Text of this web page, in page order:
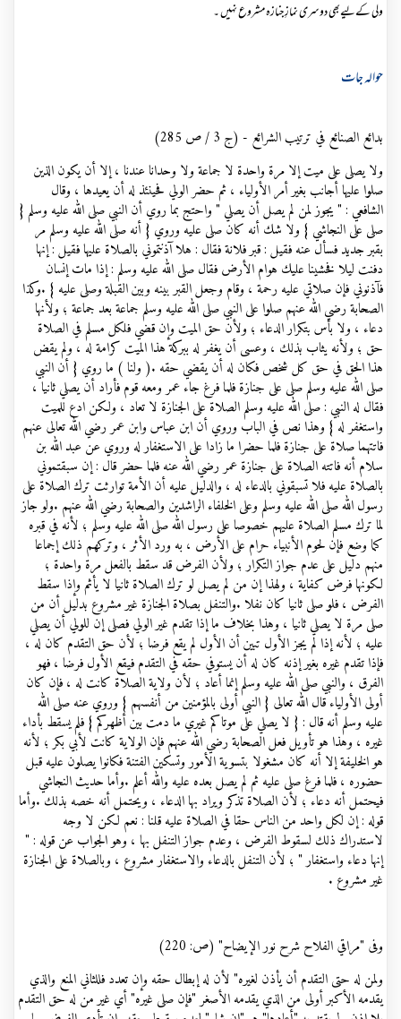
ولی کےلیےبھی دوسری نمازِ جنازہ مشروع نہیں ۔
حوالہ جات
بدائع الصنائع في ترتيب الشرائع - (ج 3 / ص 285)
ولا يصلى على ميت إلا مرة واحدة لا جماعة ولا وحدانا عندنا ، إلا أن يكون الذين
صلوا عليها أجانب بغير أمر الأولياء ، ثم حضر الولي فحينئذ له أن يعيدها ، وقال
الشافعي : " يجوز لمن لم يصل أن يصلي " واحتج بما روي أن النبي صلى الله عليه وسلم {
صلى على النجاشي } ولا شك أنه كان صلى عليه وروي { أنه صلى الله عليه وسلم مر
بقبر جديد فسأل عنه فقيل : قبر فلانة فقال : هلا آذنتموني بالصلاة عليها فقيل : إنها
دفنت ليلا فخشينا عليك هوام الأرض فقال صلى الله عليه وسلم : إذا مات إنسان
فآذنوني فإن صلاتي عليه رحمة ، وقام وجعل القبر بينه وبين القبلة وصلى عليه } .وكذا
الصحابة رضي الله عنهم صلوا على النبي صلى الله عليه وسلم جماعة بعد جماعة ؛ ولأنها
دعاء ، ولا بأس بتكرار الدعاء ؛ ولأن حق الميت وإن قضي فلكل مسلم في الصلاة
حق ؛ ولأنه يثاب بذلك ، وعسى أن يغفر له ببركة هذا الميت كرامة له ، ولم يقض
هذا الحق في حق كل شخص فكان له أن يقضي حقه .( ولنا ) ما روي { أن النبي
صلى الله عليه وسلم صلى على جنازة فلما فرغ جاء عمر ومعه قوم فأراد أن يصلي ثانيا ،
فقال له النبي : صلى الله عليه وسلم الصلاة على الجنازة لا تعاد ، ولكن ادع للميت
واستغفر له } وهذا نص في الباب وروي أن ابن عباس وابن عمر رضي الله تعالى عنهم
فاتتهما صلاة على جنازة فلما حضرا ما زادا على الاستغفار له وروي عن عبد الله بن
سلام أنه فاتته الصلاة على جنازة عمر رضي الله عنه فلما حضر قال : إن سبقتموني
بالصلاة عليه فلا تسبقوني بالدعاء له ، والدليل عليه أن الأمة توارثت ترك الصلاة على
رسول الله صلى الله عليه وسلم وعلى الخلفاء الراشدين والصحابة رضي الله عنهم .ولو جاز
لما ترك مسلم الصلاة عليهم خصوصا على رسول الله صلى الله عليه وسلم ؛ لأنه في قبره
كما وضع فإن لحوم الأنبياء حرام على الأرض ، به ورد الأثر ، وتركهم ذلك إجماعا
منهم دليل على عدم جواز التكرار ؛ ولأن الفرض قد سقط بالفعل مرة واحدة ؛
لكونها فرض كفاية ، ولهذا إن من لم يصل لو ترك الصلاة ثانيا لا يأثم وإذا سقط
الفرض ، فلو صلى ثانيا كان نفلا .والتنفل بصلاة الجنازة غير مشروع بدليل أن من
صلى مرة لا يصلي ثانيا ، وهذا بخلاف ما إذا تقدم غير الولي فصلى إن للولي أن يصلي
عليه ؛ لأنه إذا لم يجز الأول تبين أن الأول لم يقع فرضا ؛ لأن حق التقدم كان له ،
فإذا تقدم غيره بغير إذنه كان له أن يستوفي حقه في التقدم فيقع الأول فرضا ، فهو
الفرق ، والنبي صلى الله عليه وسلم إنما أعاد ؛ لأن ولاية الصلاة كانت له ، فإن كان
أولى الأولياء قال الله تعالى { النبي أولى بالمؤمنين من أنفسهم } وروي عنه صلى الله
عليه وسلم أنه قال : { لا يصلي على موتاكم غيري ما دمت بين أظهركم } فلم يسقط بأداء
غيره ، وهذا هو تأويل فعل الصحابة رضي الله عنهم فإن الولاية كانت لأبي بكر ؛ لأنه
هو الخليفة إلا أنه كان مشغولا بتسوية الأمور وتسكين الفتنة فكانوا يصلون عليه قبل
حضوره ، فلما فرغ صلى عليه ثم لم يصل بعده عليه والله أعلم .وأما حديث النجاشي
فيحتمل أنه دعاء ؛ لأن الصلاة تذكر ويراد بها الدعاء ، ويحتمل أنه خصه بذلك .وأما
قوله : إن لكل واحد من الناس حقا في الصلاة عليه قلنا : نعم لكن لا وجه
لاستدراك ذلك لسقوط الفرض ، وعدم جواز التنفل بها ، وهو الجواب عن قوله : "
إنها دعاء واستغفار " ؛ لأن التنفل بالدعاء والاستغفار مشروع ، وبالصلاة على الجنازة
غير مشروع .
وفی "مراقي الفلاح شرح نور الإيضاح" (ص: 220)
ولمن له حتى التقدم أن يأذن لغيره" لأن له إبطال حقه وإن تعدد فللثاني المنع والذي
يقدمه الأكبر أولى من الذي يقدمه الأصغر "فإن صلى غيره" أي غير من له حق التقدم